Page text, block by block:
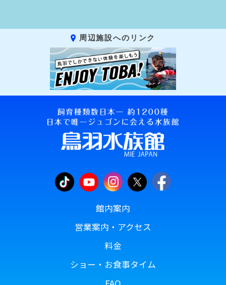
周辺施設へのリンク
館内案内
営業案内・アクセス
料金
ショー・お食事タイム